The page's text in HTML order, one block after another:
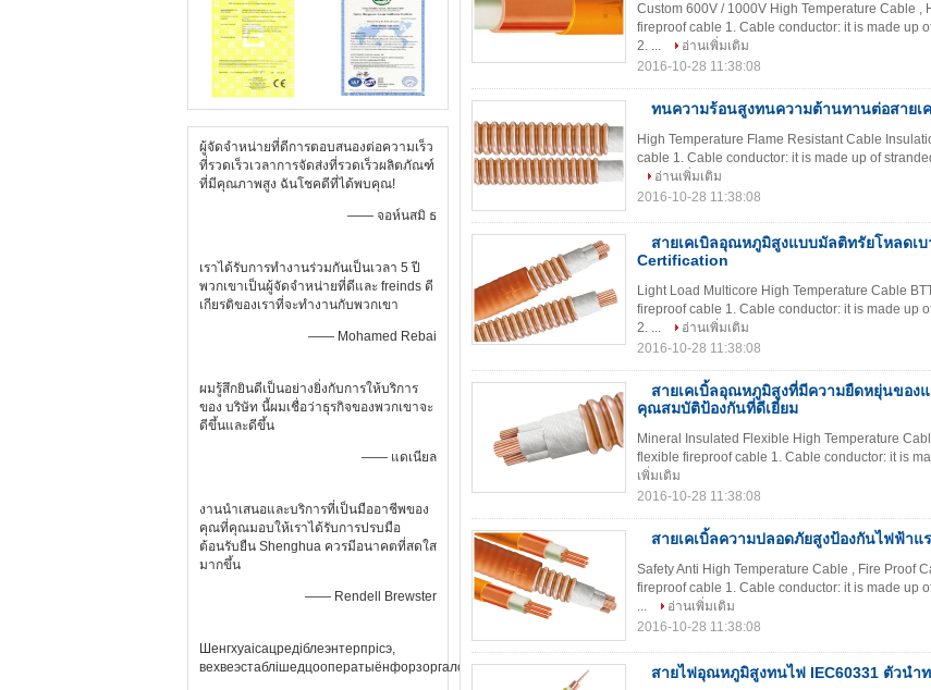
ผู้จัดจำหน่ายที่ดีการตอบสนองต่อความเร็ว
ที่รวดเร็วเวลาการจัดส่งที่รวดเร็วผลิตภัณฑ์
ที่มีคุณภาพสูง ฉันโชคดีที่ได้พบคุณ!
—— จอห์นสมิ ธ
เราได้รับการทำงานร่วมกันเป็นเวลา 5 ปี
พวกเขาเป็นผู้จัดจำหน่ายที่ดีและ freinds ดี
เกียรติของเราที่จะทำงานกับพวกเขา
—— Mohamed Rebai
ผมรู้สึกยินดีเป็นอย่างยิ่งกับการให้บริการ
ของ บริษัท นี้ผมเชื่อว่าธุรกิจของพวกเขาจะ
ดีขึ้นและดีขึ้น
—— แดเนียล
งานนำเสนอและบริการที่เป็นมืออาชีพของ
คุณที่คุณมอบให้เราได้รับการปรบมือ
ต้อนรับยืน Shenghua ควรมีอนาคตที่สดใส
มากขึ้น
—— Rendell Brewster
Шенгхуаісацредіблеэнтерпрісэ,
вехвеэстаблішедцооператыёнфорзоргалонгтепол
Custom 600V / 1000V High Temperature Cable
fireproof cable 1. Cable conductor: it is made up
2. ...
อ่านเพิ่มเติม
2016-10-28 11:38:08
ทนความร้อนสูงทนความต้านทานต่อสายเ
High Temperature Flame Resistant Cable
cable 1. Cable conductor: it is made up of
อ่านเพิ่มเติม
2016-10-28 11:38:08
สายเคเบิลอุณหภูมิสูงแบบมัลติทรัยโหลดเบ
Certification
Light Load Multicore High Temperature Cable
fireproof cable 1. Cable conductor: it is made up
2. ...
อ่านเพิ่มเติม
2016-10-28 11:38:08
สายเคเบิ้ลอุณหภูมิสูงที่มีความยืดหยุ่นของ
คุณสมบัติป้องกันที่ดีเยี่ยม
Mineral Insulated Flexible High Temperature
flexible fireproof cable 1. Cable conductor: it is
เพิ่มเติม
2016-10-28 11:38:08
สายเคเบิ้ลความปลอดภัยสูงป้องกันไฟฟ้าแ
Safety Anti High Temperature Cable , Fire Proof
fireproof cable 1. Cable conductor: it is made up
...
อ่านเพิ่มเติม
2016-10-28 11:38:08
สายไฟอุณหภูมิสูงทนไฟ IEC60331 ตัวนำ